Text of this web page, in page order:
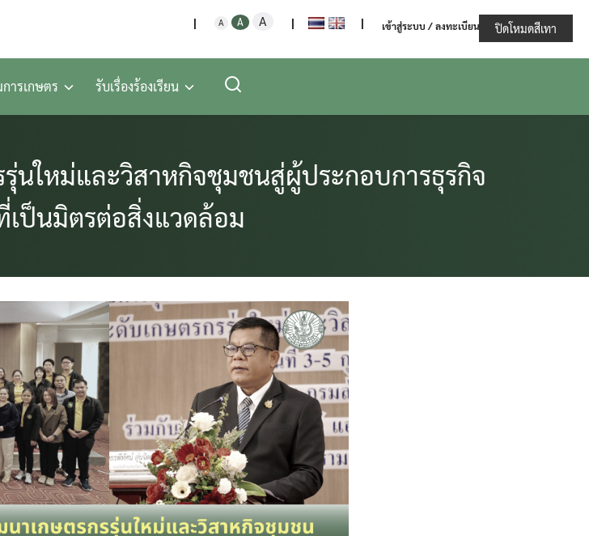
กรมส่งเสริมการเกษตร กระทรวงเกษตรและสหกรณ์
A Decrease
fontAReset
font
A Increase
| | เข้าสู่ระบบ / ลงทะเบียน
ารเกษตร รับเรื่องร้องเรียน
นใหม่และวิสาหกิจชุมชนสู่ผู้ประกอบการธุรกิจ
ป็นมิตรต่อสิ่งแวดล้อม
ปิดโหมดสีเทา